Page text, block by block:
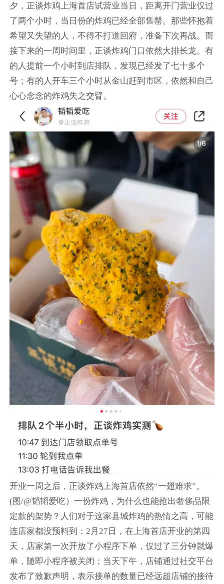
夕，正谈炸鸡上海首店试营业当日，距离开门营业仅过
了两个小时，当日份的炸鸡已经全部售罄。那些怀抱着
希望又失望的人，不得不打道回府，准备下次再战。而
接下来的一周时间里，正谈炸鸡门口依然大排长龙。有
的人提前一个小时到店排队，发现已经发了七十多个
号；有的人开车三个小时从金山赶到市区，依然和自己
心心念念的炸鸡失之交臂。
开业一周之后，正谈炸鸡上海首店依然“一翅难求”。
(图/@韬韬爱吃）一份炸鸡，为什么也能抢出奢侈品限
定款的架势？人们对于这家县城炸鸡的热情之高，可能
连店家都没预料到：2月27日，在上海首店开业的第四
天，店家第一次开放了小程序下单，仅过了三分钟就爆
单，随即小程序被关闭；当天下午，店铺通过社交平台
发布了致歉声明，表示接单的数量已经远超店铺的接待